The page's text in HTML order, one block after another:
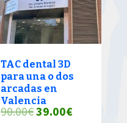
TAC dental 3D
para una o dos
arcadas en
Valencia
90.00€El
39.00€El